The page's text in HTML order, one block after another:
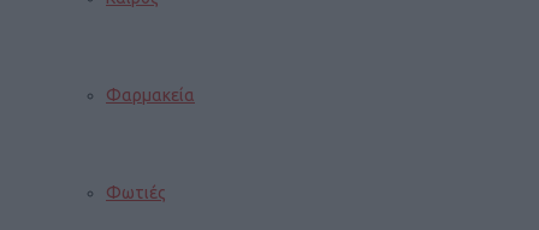
Φαρμακεία
Φωτιές